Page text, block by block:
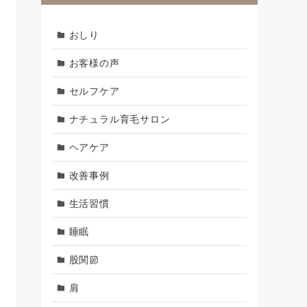
おしり
お客様の声
セルフケア
ナチュラル育毛サロン
ヘアケア
改善事例
生活習慣
睡眠
股関節
肩